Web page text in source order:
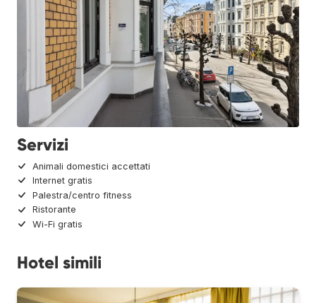
Servizi
Animali domestici accettati
Internet gratis
Palestra/centro fitness
Ristorante
Wi-Fi gratis
Hotel simili